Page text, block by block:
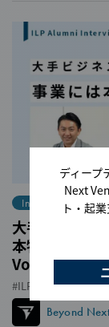
Interview
大手ビジネス
本物の情熱
Vol.5
ILP
Beyond
ディープ
Next
ト・起